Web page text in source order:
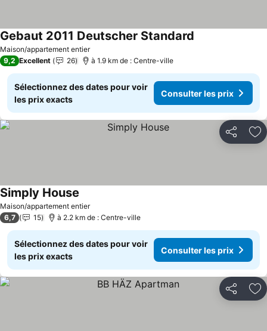
Maison/appartement entier
Gebaut 2011 Deutscher Standard
9,2 Excellent 26 à 1.9 km de : Centre-ville
Sélectionnez des dates pour voir
les prix exacts
Consulter les prix
Partager
Maison/appartement entier
Simply House
6,7 15 à 2.2 km de : Centre-ville
Sélectionnez des dates pour voir
les prix exacts
Consulter les prix
Partager